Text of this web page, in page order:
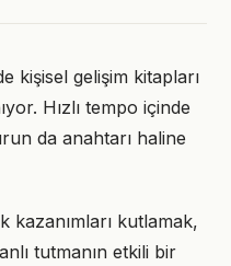
kişisel gelişim kitapları
Hızlı tempo içinde
da anahtarı haline
kazanımları kutlamak,
tutmanın etkili bir